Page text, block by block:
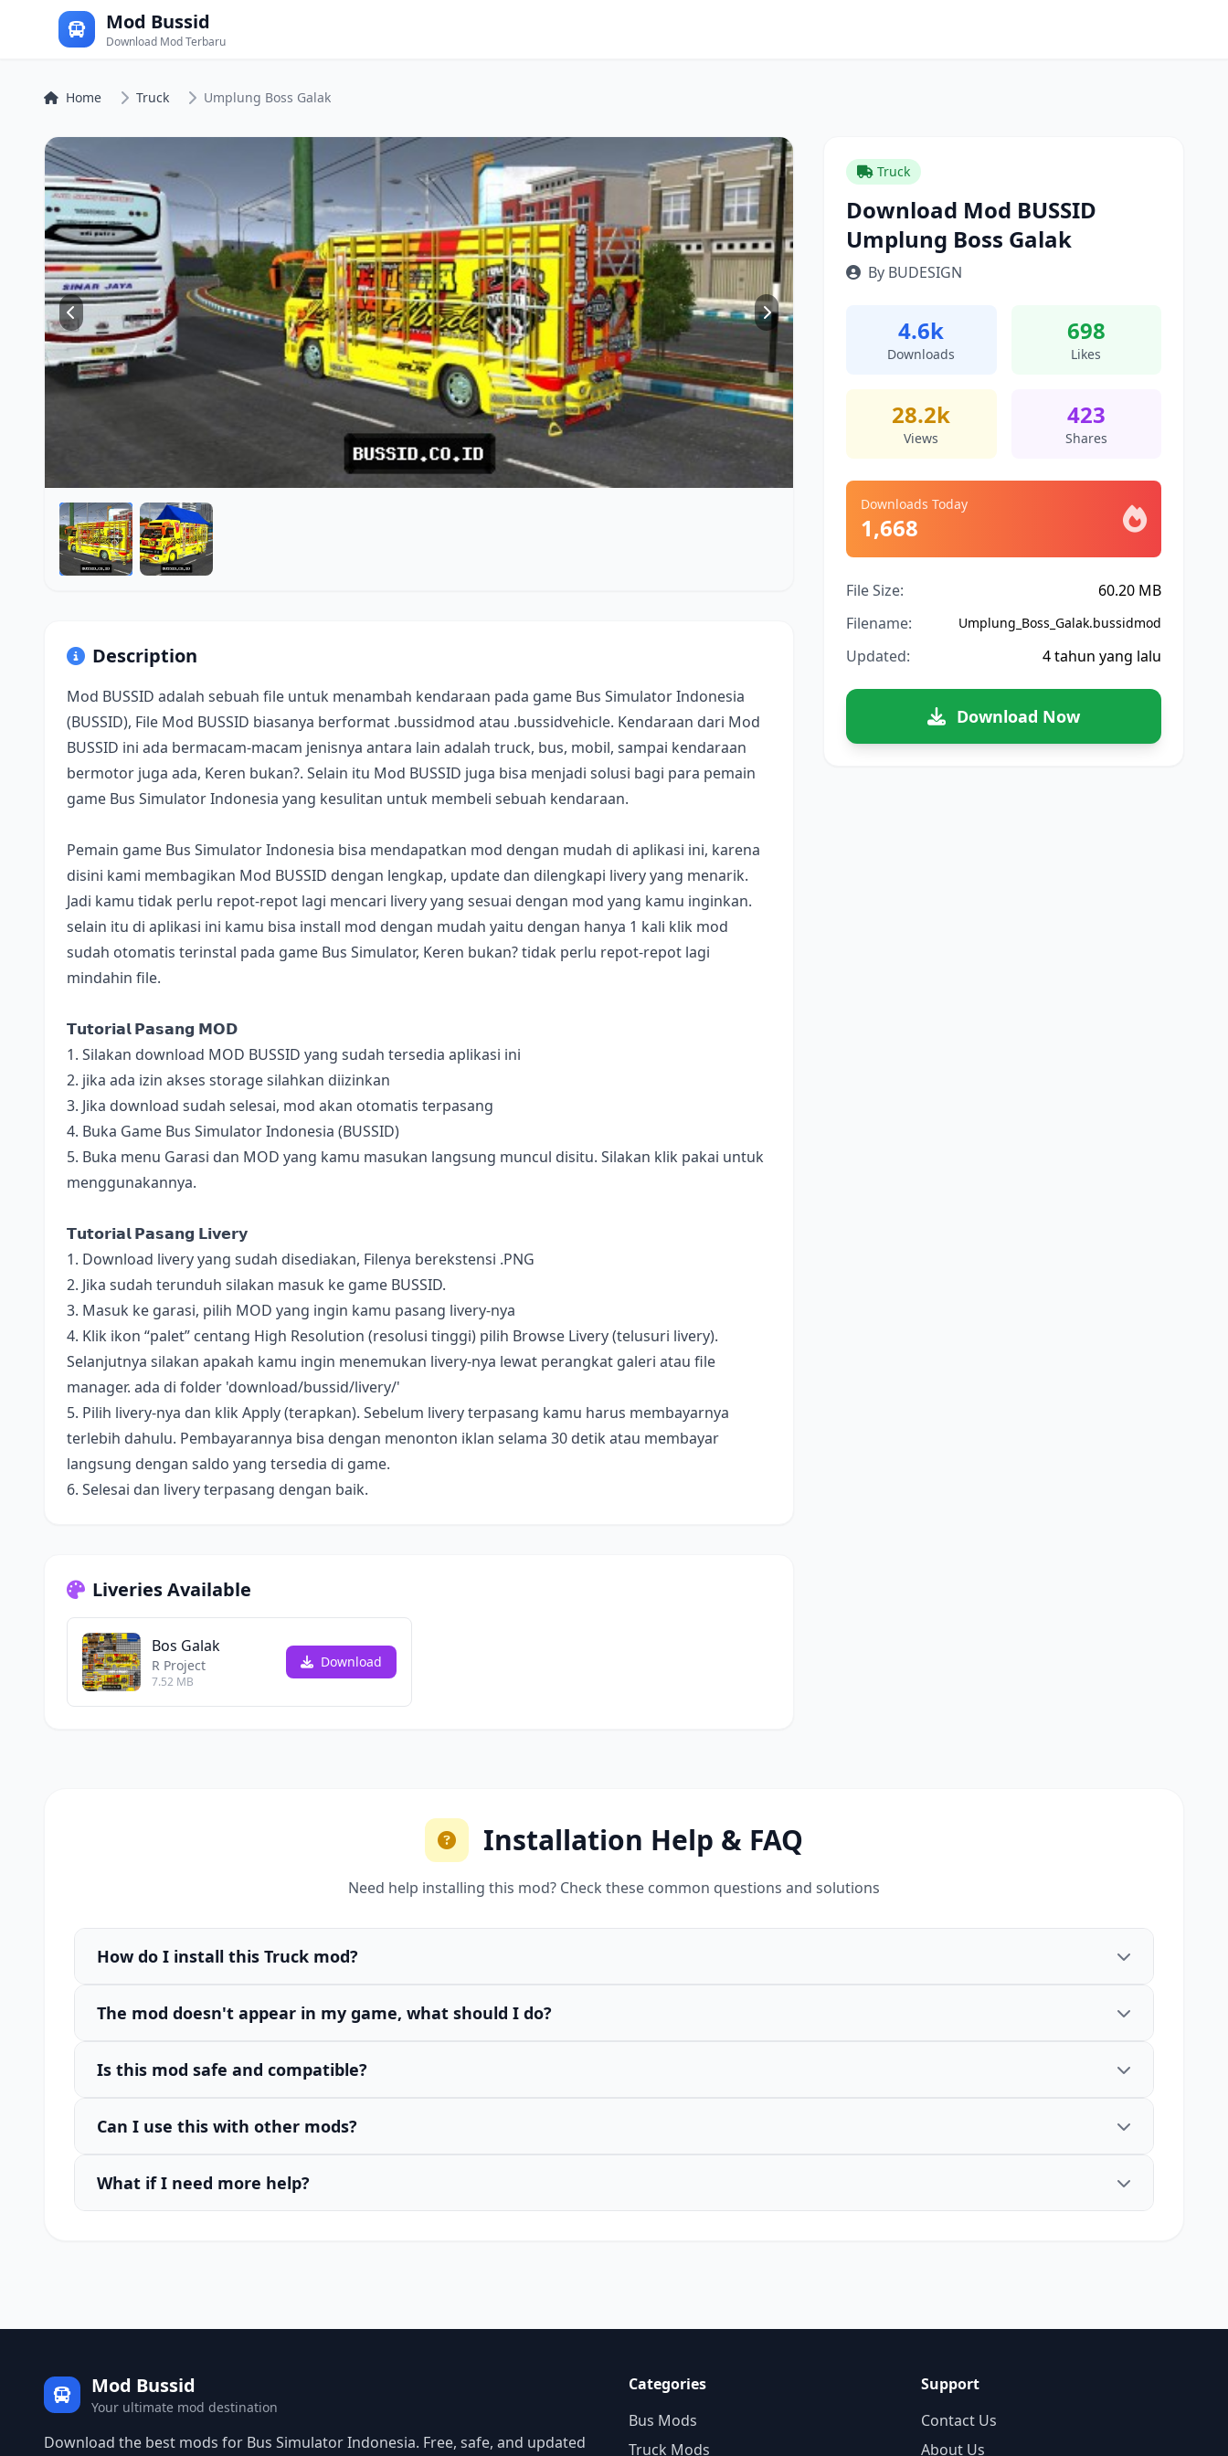
Mod Bussid
Download Mod Terbaru
Home Truck Umplung Boss Galak
Description
Mod BUSSID adalah sebuah file untuk menambah kendaraan pada game Bus Simulator Indonesia
(BUSSID), File Mod BUSSID biasanya berformat .bussidmod atau .bussidvehicle. Kendaraan dari Mod
BUSSID ini ada bermacam-macam jenisnya antara lain adalah truck, bus, mobil, sampai kendaraan
bermotor juga ada, Keren bukan?. Selain itu Mod BUSSID juga bisa menjadi solusi bagi para pemain
game Bus Simulator Indonesia yang kesulitan untuk membeli sebuah kendaraan.
Pemain game Bus Simulator Indonesia bisa mendapatkan mod dengan mudah di aplikasi ini, karena
disini kami membagikan Mod BUSSID dengan lengkap, update dan dilengkapi livery yang menarik.
Jadi kamu tidak perlu repot-repot lagi mencari livery yang sesuai dengan mod yang kamu inginkan.
selain itu di aplikasi ini kamu bisa install mod dengan mudah yaitu dengan hanya 1 kali klik mod
sudah otomatis terinstal pada game Bus Simulator, Keren bukan? tidak perlu repot-repot lagi
mindahin file.
𝗧𝘂𝘁𝗼𝗿𝗶𝗮𝗹 𝗣𝗮𝘀𝗮𝗻𝗴 𝗠𝗢𝗗
1. Silakan download MOD BUSSID yang sudah tersedia aplikasi ini
2. jika ada izin akses storage silahkan diizinkan
3. Jika download sudah selesai, mod akan otomatis terpasang
4. Buka Game Bus Simulator Indonesia (BUSSID)
5. Buka menu Garasi dan MOD yang kamu masukan langsung muncul disitu. Silakan klik pakai untuk
menggunakannya.
𝗧𝘂𝘁𝗼𝗿𝗶𝗮𝗹 𝗣𝗮𝘀𝗮𝗻𝗴 𝗟𝗶𝘃𝗲𝗿𝘆
1. Download livery yang sudah disediakan, Filenya berekstensi .PNG
2. Jika sudah terunduh silakan masuk ke game BUSSID.
3. Masuk ke garasi, pilih MOD yang ingin kamu pasang livery-nya
4. Klik ikon “palet” centang High Resolution (resolusi tinggi) pilih Browse Livery (telusuri livery).
Selanjutnya silakan apakah kamu ingin menemukan livery-nya lewat perangkat galeri atau file
manager. ada di folder 'download/bussid/livery/'
5. Pilih livery-nya dan klik Apply (terapkan). Sebelum livery terpasang kamu harus membayarnya
terlebih dahulu. Pembayarannya bisa dengan menonton iklan selama 30 detik atau membayar
langsung dengan saldo yang tersedia di game.
6. Selesai dan livery terpasang dengan baik.
Liveries Available
Bos Galak
R Project
7.52 MB
Download
Truck
Download Mod BUSSID
Umplung Boss Galak
By BUDESIGN
4.6k
Downloads
698
Likes
28.2k
Views
423
Shares
Downloads Today
1,668
File Size:
60.20 MB
Filename:
Umplung_Boss_Galak.bussidmod
Updated: 4 tahun yang lalu
Download Now
Installation Help & FAQ
Need help installing this mod? Check these common questions and solutions
How do I install this Truck mod?
The mod doesn't appear in my game, what should I do?
Is this mod safe and compatible?
Can I use this with other mods?
What if I need more help?
Mod Bussid
Your ultimate mod destination
Download the best mods for Bus Simulator Indonesia. Free, safe, and updated
Categories
Bus Mods
Truck Mods
Support
Contact Us
About Us